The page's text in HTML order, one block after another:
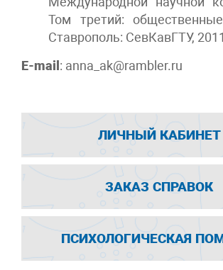
Том третий:
Ставрополь: СевКавГТУ,
E-mail : anna_ak@rambler.ru
ЛИЧНЫЙ КАБИНЕТ
ЗАКАЗ СПРАВОК
ПСИХОЛОГИЧЕСКАЯ